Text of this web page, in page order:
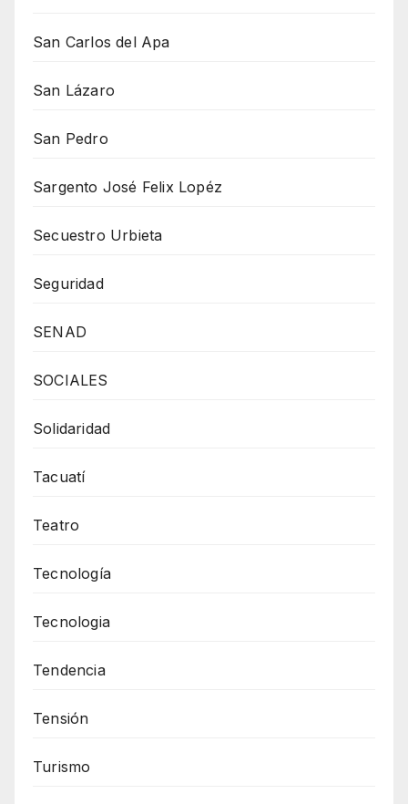
San Carlos del Apa
San Lázaro
San Pedro
Sargento José Felix Lopéz
Secuestro Urbieta
Seguridad
SENAD
SOCIALES
Solidaridad
Tacuatí
Teatro
Tecnología
Tecnologia
Tendencia
Tensión
Turismo